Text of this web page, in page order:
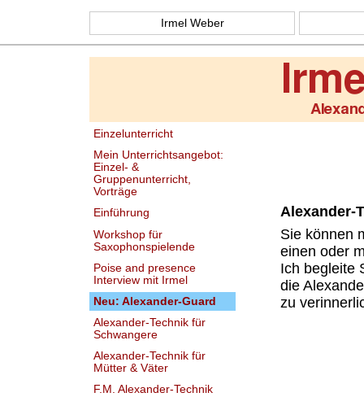
Irmel Weber
Einzelunterricht
Mein Unterrichtsangebot:
Einzel- &
Gruppenunterricht,
Vorträge
Einführung
Workshop für
Saxophonspielende
Poise and presence
Interview mit Irmel
Neu: Alexander-Guard
Alexander-Technik für
Schwangere
Alexander-Technik für
Mütter & Väter
F.M. Alexander-Technik
Alexander-
Sie können
einen oder
Ich begleite
die
zu